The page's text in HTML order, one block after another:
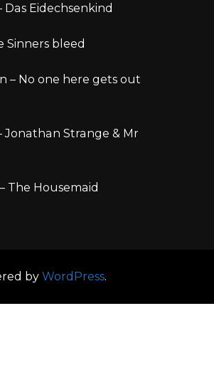
Das Eidechsenkind
Sinners bleed
– No one here gets out
Jonathan Strange & Mr
The Housemaid
by WordPress.